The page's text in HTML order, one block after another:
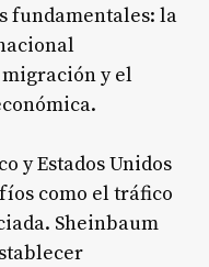
fundamentales: la
y el
y Estados Unidos
como el tráfico
Sheinbaum